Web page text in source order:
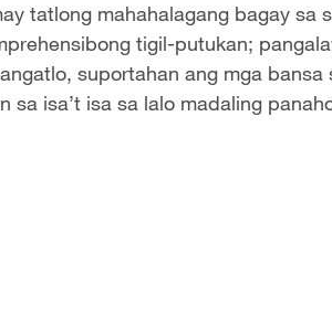
tatlong mahahalagang bagay sa
tigil-putukan;
suportahan ang mga bansa
sa isa’t isa sa lalo madaling